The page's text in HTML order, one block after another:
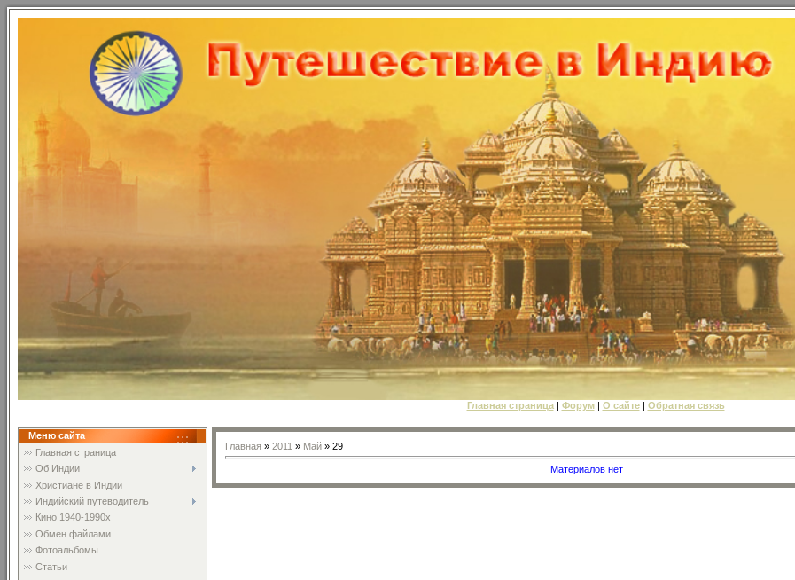
Главная страница Форум| О сайте| Обратная связь
Меню сайта
Главная страница
Об Индии
Христиане в Индии
Индийский путеводитель
Кино 1940-1990х
Обмен файлами
Фотоальбомы
Статьи
Главная » 2011 » Май » 29
Материалов нет